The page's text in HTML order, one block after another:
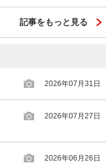
記事をもっと見る
2026年07月31日
2026年07月27日
2026年06月26日